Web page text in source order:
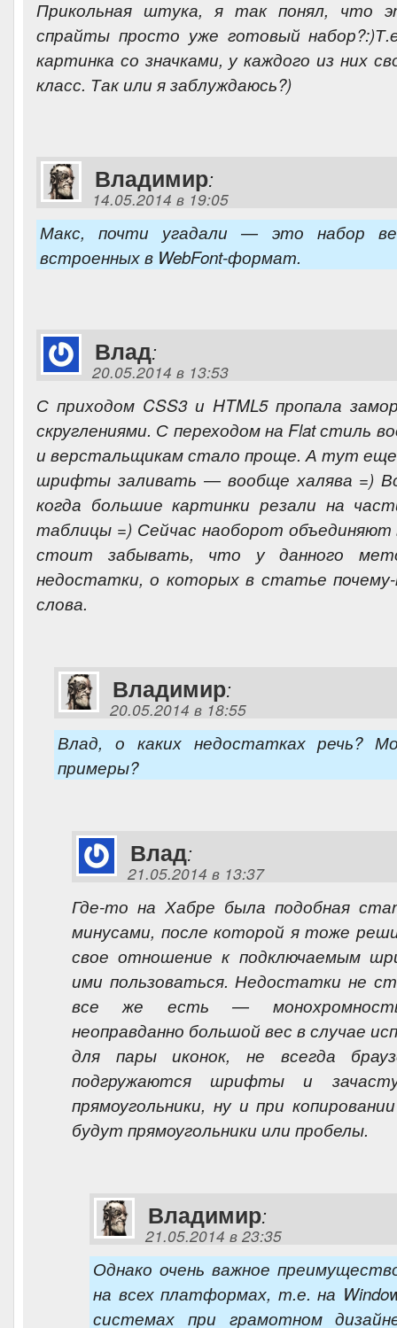
Прикольная штука, я так понял, что
спрайты просто уже готовый
картинка со значками, у каждого из них
класс. Так или я заблуждаюсь?)
Владимир:
14.05.2014 в 19:05
Макс, почти угадали — это набор
встроенных в WebFont-формат.
Влад:
20.05.2014 в 13:53
С приходом CSS3 и HTML5 пропала
скруглениями. С переходом на Flat стиль
и верстальщикам стало проще. А тут еще
шрифты заливать — вообще халява =)
когда большие картинки резали на
таблицы =) Сейчас наоборот
стоит забывать, что у данного
недостатки, о которых в статье
слова.
Владимир:
20.05.2014 в 18:55
Влад, о каких недостатках речь?
примеры?
Влад:
21.05.2014 в 13:37
Где-то на Хабре была подобная
минусами, после которой я тоже
свое отношение к подключаемым
ими пользоваться. Недостатки не
все же есть —
неоправданно большой вес в случае
для пары иконок, не всегда
подгружаются шрифты и
прямоугольники, ну и при
будут прямоугольники или пробелы.
Владимир:
21.05.2014 в 23:35
Однако очень важное
на всех платформах, т.е. на
системах при грамотном